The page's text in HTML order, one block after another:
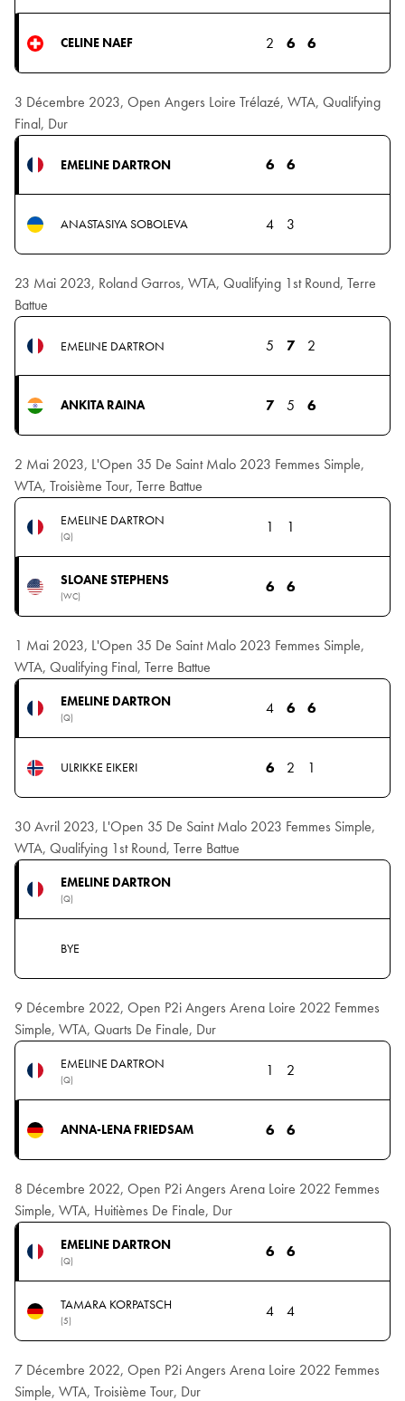
CELINE NAEF 2 6 6
3 Décembre 2023, Open Angers Loire Trélazé, WTA, Qualifying
Final, Dur
EMELINE DARTRON 6 6
ANASTASIYA SOBOLEVA 4 3
23 Mai 2023, Roland Garros, WTA, Qualifying 1st Round, Terre
Battue
EMELINE DARTRON 5 7 2
ANKITA RAINA 7 5 6
2 Mai 2023, L'Open 35 De Saint Malo 2023 Femmes Simple,
WTA, Troisième Tour, Terre Battue
EMELINE DARTRON
(Q)
1 1
SLOANE STEPHENS
(WC)
6 6
1 Mai 2023, L'Open 35 De Saint Malo 2023 Femmes Simple,
WTA, Qualifying Final, Terre Battue
EMELINE DARTRON
(Q)
4 6 6
ULRIKKE EIKERI 6 2 1
30 Avril 2023, L'Open 35 De Saint Malo 2023 Femmes Simple,
WTA, Qualifying 1st Round, Terre Battue
EMELINE DARTRON
(Q)
BYE
9 Décembre 2022, Open P2i Angers Arena Loire 2022 Femmes
Simple, WTA, Quarts De Finale, Dur
EMELINE DARTRON
(Q)
1 2
ANNA-LENA FRIEDSAM 6 6
8 Décembre 2022, Open P2i Angers Arena Loire 2022 Femmes
Simple, WTA, Huitièmes De Finale, Dur
EMELINE DARTRON
(Q)
6 6
TAMARA KORPATSCH
(5)
4 4
7 Décembre 2022, Open P2i Angers Arena Loire 2022 Femmes
Simple, WTA, Troisième Tour, Dur